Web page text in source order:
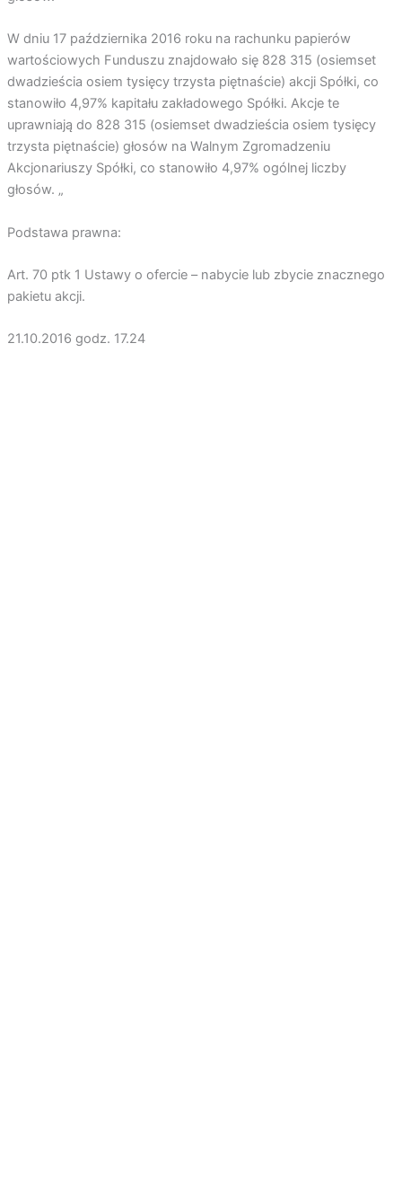
W dniu 17 października 2016 roku na rachunku papierów
wartościowych Funduszu znajdowało się 828 315 (osiemset
dwadzieścia osiem tysięcy trzysta piętnaście) akcji Spółki, co
stanowiło 4,97% kapitału zakładowego Spółki. Akcje te
uprawniają do 828 315 (osiemset dwadzieścia osiem tysięcy
trzysta piętnaście) głosów na Walnym Zgromadzeniu
Akcjonariuszy Spółki, co stanowiło 4,97% ogólnej liczby
głosów. „
Podstawa prawna:
Art. 70 ptk 1 Ustawy o ofercie – nabycie lub zbycie znacznego
pakietu akcji.
21.10.2016 godz. 17.24